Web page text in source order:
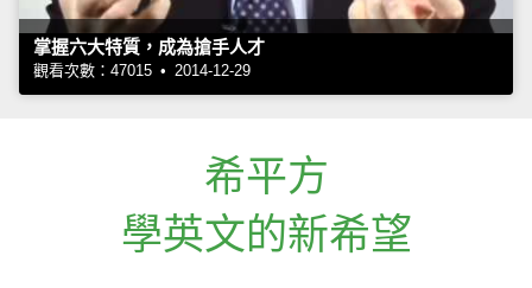
掌握六大特質，成為搶手人才
觀看次數：47015 • 2014-12-29
希平方
學英文的新希望